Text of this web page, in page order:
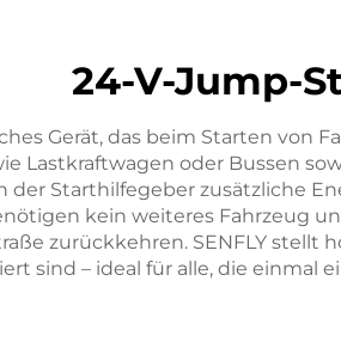
24-V-Jump-
Gerät, das beim Starten von
Lastkraftwagen oder Bussen
der Starthilfegeber zusätzliche
kein weiteres Fahrzeug
zurückkehren. SENFLY
sind – ideal für alle, die einmal